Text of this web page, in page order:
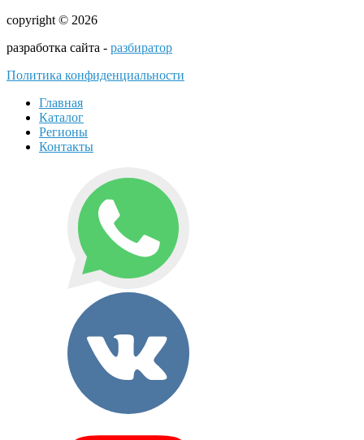
copyright © 2026
разработка сайта - разбиратор
Политика конфиденциальности
Главная
Каталог
Регионы
Контакты